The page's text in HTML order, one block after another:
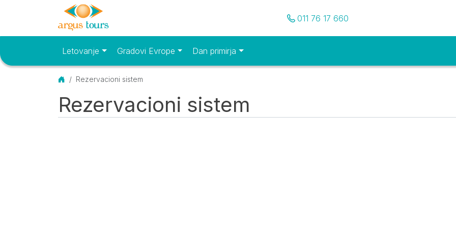
Pozovite nas
011 76 17 660
Osnovni meniLetovanje Gradovi Evrope Dan primirja
Početna
Rezervacioni sistem
Rezervacioni sistem